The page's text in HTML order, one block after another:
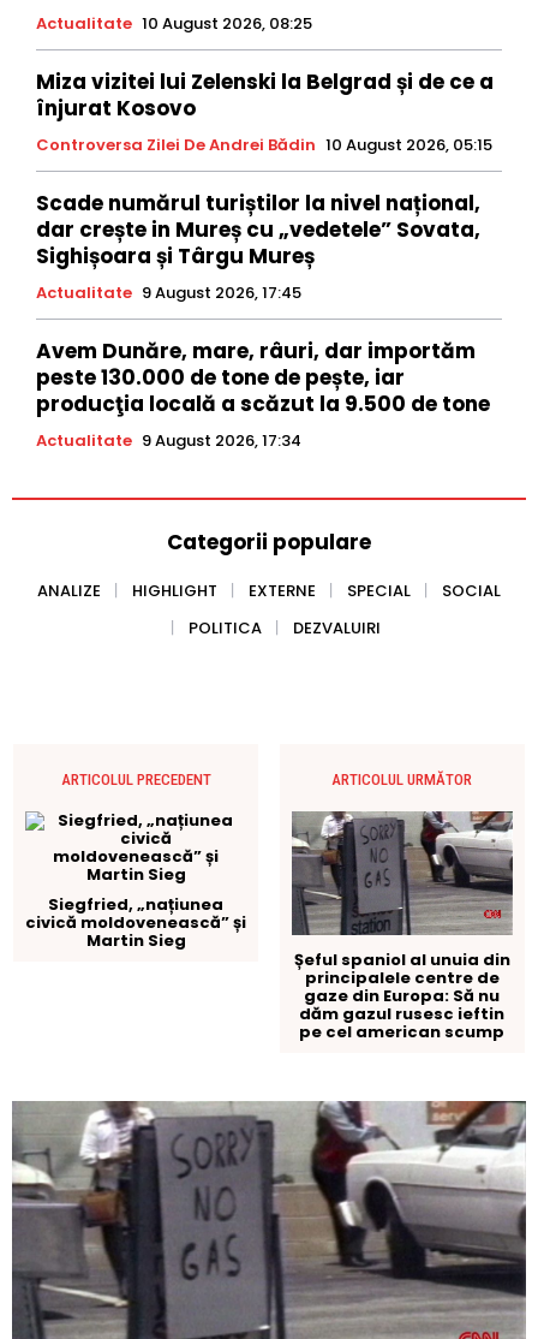
Actualitate 10 August 2026, 08:25
Miza vizitei lui Zelenski la Belgrad și de ce a
înjurat Kosovo
Controversa Zilei De Andrei Bădin 10 August 2026, 05:15
Scade numărul turiștilor la nivel național,
dar crește in Mureș cu „vedetele” Sovata,
Sighișoara și Târgu Mureș
Actualitate 9 August 2026, 17:45
Avem Dunăre, mare, râuri, dar importăm
peste 130.000 de tone de pește, iar
producţia locală a scăzut la 9.500 de tone
Actualitate 9 August 2026, 17:34
Categorii populare
ANALIZE HIGHLIGHT EXTERNE SPECIAL
SOCIAL
POLITICA
DEZVALUIRI
ARTICOLUL PRECEDENT
Siegfried, „națiunea
civică moldovenească” și
Martin Sieg
ARTICOLUL URMĂTOR
Șeful spaniol al unuia din
principalele centre de
gaze din Europa: Să nu
dăm gazul rusesc ieftin
pe cel american scump